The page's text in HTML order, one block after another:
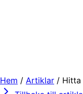
Hem / Artiklar / Hitta